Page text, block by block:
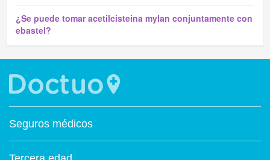
¿Se puede tomar acetilcisteina mylan conjuntamente con
ebastel?
Seguros médicos